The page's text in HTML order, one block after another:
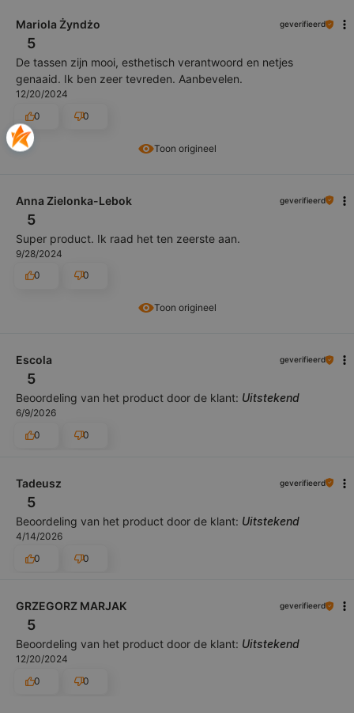
Toon origineel
Mariola Żyndżo geverifieerd
5
De tassen zijn mooi, esthetisch verantwoord en netjes
genaaid. Ik ben zeer tevreden. Aanbevelen.
12/20/2024
0
0
Toon origineel
Anna Zielonka-Lebok geverifieerd
5
Super product. Ik raad het ten zeerste aan.
9/28/2024
0
0
Escola geverifieerd
5
Beoordeling van het product door de klant: Uitstekend
6/9/2026
0
0
Tadeusz geverifieerd
5
Beoordeling van het product door de klant: Uitstekend
4/14/2026
0
0
GRZEGORZ MARJAK geverifieerd
5
Beoordeling van het product door de klant: Uitstekend
12/20/2024
0
0